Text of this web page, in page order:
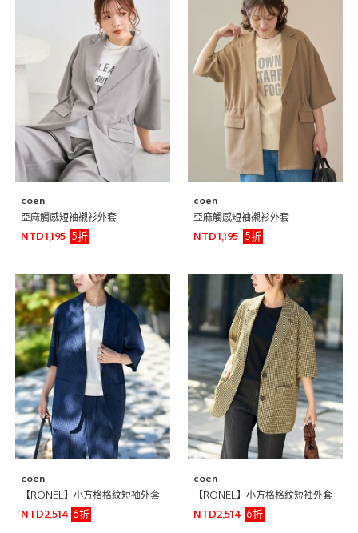
coen
亞麻觸感短袖襯衫外套
NTD1,195
5折
coen
亞麻觸感短袖襯衫外套
NTD1,195
5折
coen
【RONEL】小方格格紋短袖外套
NTD2,514
6折
coen
【RONEL】小方格格紋短袖外套
NTD2,514
6折